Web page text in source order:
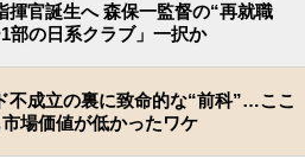
揮官誕生へ 森保一監督の“再就職
部の日系クラブ」一択か
不成立の裏に致命的な“前科”…ここ
場価値が低かったワケ